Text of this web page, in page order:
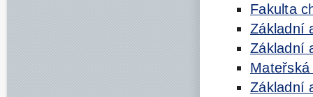
Fakulta
Základní
Základní
Základní